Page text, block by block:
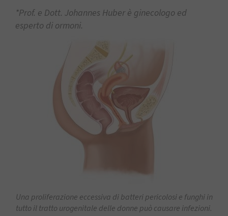
*Prof. e Dott. Johannes Huber è ginecologo ed
esperto di ormoni.
Una proliferazione eccessiva di batteri pericolosi e funghi in
tutto il tratto urogenitale delle donne può causare infezioni.